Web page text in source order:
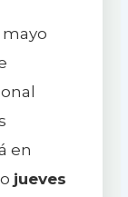
mayo
en
jueves